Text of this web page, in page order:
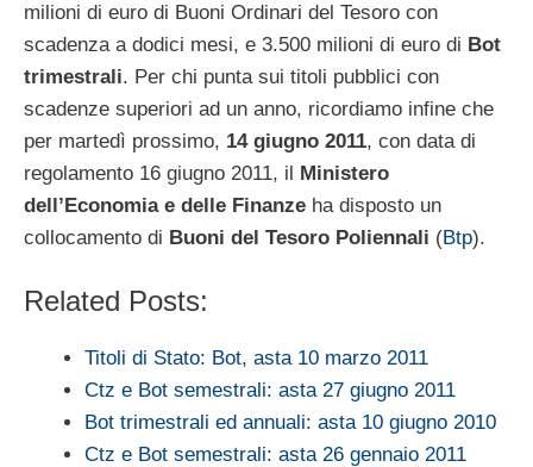
milioni di euro di Buoni Ordinari del Tesoro con
scadenza a dodici mesi, e 3.500 milioni di euro di Bot
trimestrali. Per chi punta sui titoli pubblici con
scadenze superiori ad un anno, ricordiamo infine che
per martedì prossimo, 14 giugno 2011, con data di
regolamento 16 giugno 2011, il
Ministero
dell’Economia e delle Finanze ha disposto un
collocamento di Buoni del Tesoro Poliennali (Btp).
Related Posts:
Titoli di Stato: Bot, asta 10 marzo 2011
Ctz e Bot semestrali: asta 27 giugno 2011
Bot trimestrali ed annuali: asta 10 giugno 2010
Ctz e Bot semestrali: asta 26 gennaio 2011